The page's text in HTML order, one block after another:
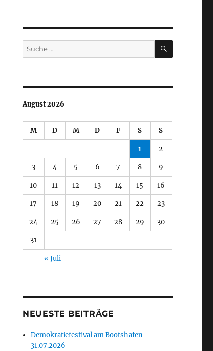
Suche
nach:
SUCHEN
August 2026
M D M D F S S
1 2
3 4 5 6 7 8 9
10 11 12 13 14 15 16
17 18 19 20 21 22 23
24 25 26 27 28 29 30
31
« Juli
NEUESTE BEITRÄGE
Demokratiefestival am Bootshafen –
31.07.2026